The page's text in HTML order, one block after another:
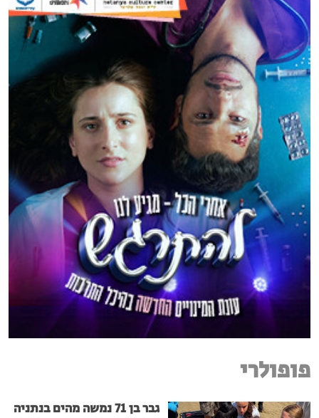
פופולרי
גבר בן 71 נמשה מהים בנתניה